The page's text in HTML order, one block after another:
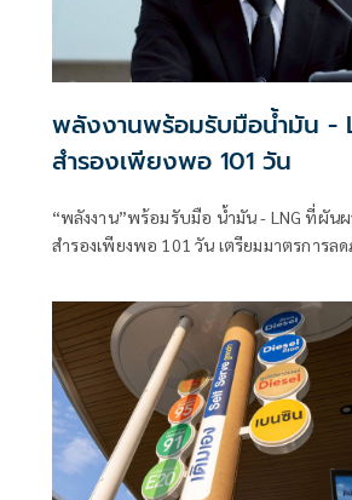
พลังงานพร้อมรับมือน้ำมัน -
สำรองเพียงพอ 101 วัน
“พลังงาน”พร้อมรับมือ น้ำมัน - LNG ที่ผัน
สำรองเพียงพอ 101 วัน เตรียมมาตรการล